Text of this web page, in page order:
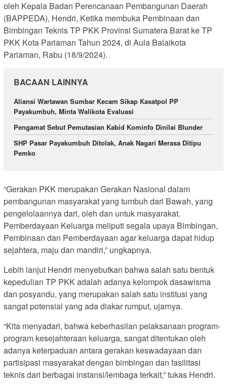
oleh Kepala Badan Perencanaan Pembangunan Daerah
(BAPPEDA), Hendri, Ketika membuka Pembinaan dan
Bimbingan Teknis TP PKK Provinsi Sumatera Barat ke TP
PKK Kota Pariaman Tahun 2024, di Aula Balaikota
Pariaman, Rabu (18/9/2024).
BACAAN LAINNYA
Aliansi Wartawan Sumbar Kecam Sikap Kasatpol PP
Payakumbuh, Minta Walikota Evaluasi
Pengamat Sebut Pemutasian Kabid Kominfo Dinilai Blunder
SHP Pasar Payakumbuh Ditolak, Anak Nagari Merasa Ditipu
Pemko
“Gerakan PKK merupakan Gerakan Nasional dalam
pembangunan masyarakat yang tumbuh dari Bawah, yang
pengelolaannya dari, oleh dan untuk masyarakat.
Pemberdayaan Keluarga meliputi segala upaya Bimbingan,
Pembinaan dan Pemberdayaan agar keluarga dapat hidup
sejahtera, maju dan mandiri,” ungkapnya.
Lebih lanjut Hendri menyebutkan bahwa salah satu bentuk
kepedulian TP PKK adalah adanya kelompok dasawisma
dan posyandu, yang merupakan salah satu institusi yang
sangat potensial yang ada diakar rumput, ujarnya.
“Kita menyadari, bahwa keberhasilan pelaksanaan program-
program kesejahteraan keluarga, sangat ditentukan oleh
adanya keterpaduan antara gerakan keswadayaan dan
partisipasi masyarakat dengan bimbingan dan fasilitasi
teknis dari berbagai instansi/lembaga terkait,” tukas Hendri.